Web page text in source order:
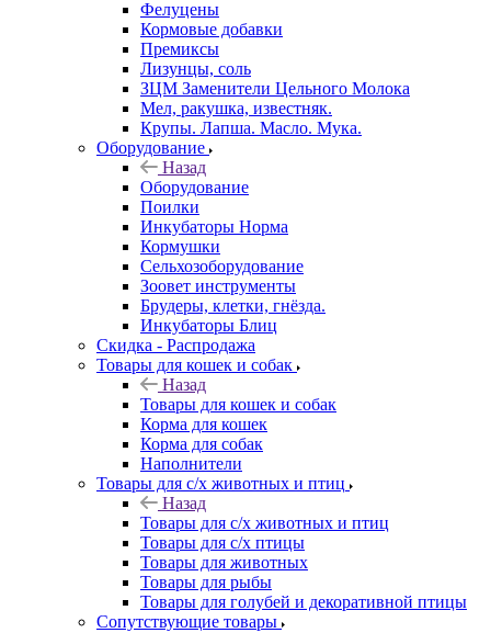
Фелуцены
Кормовые добавки
Премиксы
Лизунцы, соль
ЗЦМ Заменители Цельного Молока
Мел, ракушка, известняк.
Крупы. Лапша. Масло. Мука.
Оборудование
Назад
Оборудование
Поилки
Инкубаторы Норма
Кормушки
Сельхозоборудование
Зоовет инструменты
Брудеры, клетки, гнёзда.
Инкубаторы Блиц
Скидка - Распродажа
Товары для кошек и собак
Назад
Товары для кошек и собак
Корма для кошек
Корма для собак
Наполнители
Товары для с/х животных и птиц
Назад
Товары для с/х животных и птиц
Товары для с/х птицы
Товары для животных
Товары для рыбы
Товары для голубей и декоративной птицы
Сопутствующие товары